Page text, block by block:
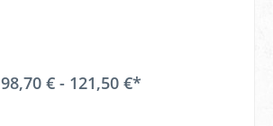
98,70 € - 121,50 €*